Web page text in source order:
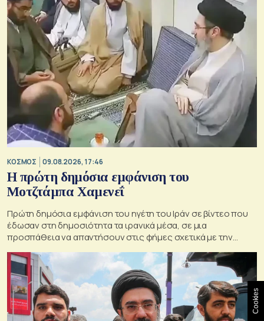
ΚΟΣΜΟΣ 09.08.2026, 17:46
Η πρώτη δημόσια εμφάνιση του
Μοτζτάμπα Χαμενεΐ
Πρώτη δημόσια εμφάνιση του ηγέτη του Ιράν σε βίντεο που
έδωσαν στη δημοσιότητα τα ιρανικά μέσα, σε μια
προσπάθεια να απαντήσουν στις φήμες σχετικά με την
Cookies